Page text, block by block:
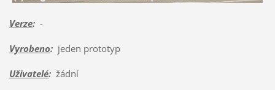
Verze:-
Vyrobeno:jeden prototyp
Uživatelé:žádní